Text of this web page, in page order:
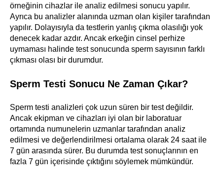
örneğinin cihazlar ile analiz edilmesi sonucu yapılır.
Ayrıca bu analizler alanında uzman olan kişiler tarafından
yapılır. Dolayısıyla da testlerin yanlış çıkma olasılığı yok
denecek kadar azdır. Ancak erkeğin cinsel perhize
uymaması halinde test sonucunda sperm sayısının farklı
çıkması olası bir durumdur.
Sperm Testi Sonucu Ne Zaman Çıkar?
Sperm testi analizleri çok uzun süren bir test değildir.
Ancak ekipman ve cihazları iyi olan bir laboratuar
ortamında numunelerin uzmanlar tarafından analiz
edilmesi ve değerlendirilmesi ortalama olarak 24 saat ile
7 gün arasında sürer. Bu durumda test sonuçlarının en
fazla 7 gün içerisinde çıktığını söylemek mümkündür.